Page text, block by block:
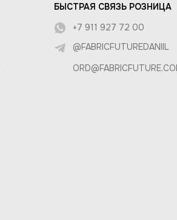
БЫСТРАЯ СВЯЗЬ РОЗНИЦА
+7 911 927 72 00
@FABRICFUTUREDANIIL